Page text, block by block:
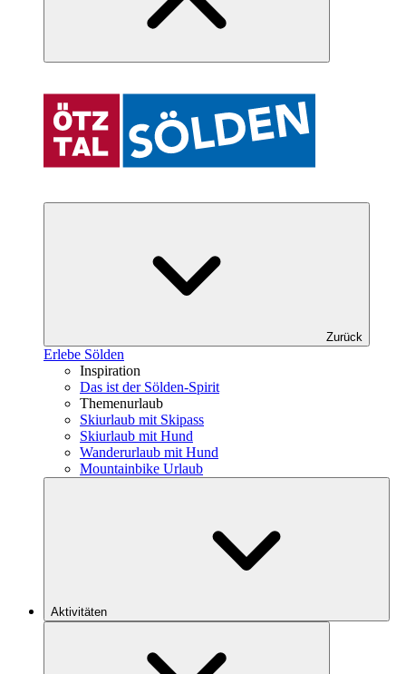
Zurück
Erlebe Sölden
Inspiration
Das ist der Sölden-Spirit
Themenurlaub
Skiurlaub mit Skipass
Skiurlaub mit Hund
Wanderurlaub mit Hund
Mountainbike Urlaub
Aktivitäten